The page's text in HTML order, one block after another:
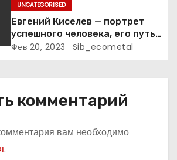
UNCATEGORISED
Евгений Киселев — портрет
успешного человека, его путь
к славе и личное счастье
Фев 20, 2023 Sib_ecometal
комментарий
вам необходимо
.